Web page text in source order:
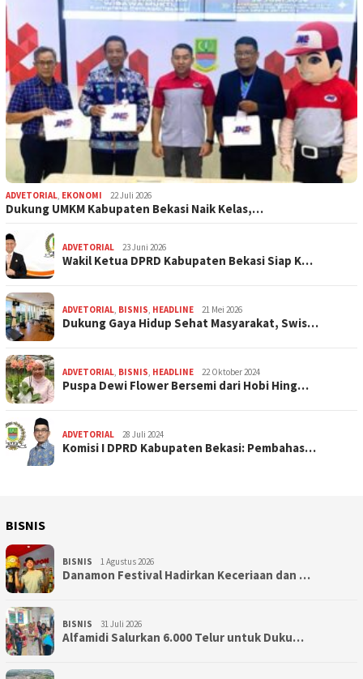
ADVETORIAL EKONOMI 22 Juli 2026
Dukung UMKM Kabupaten Bekasi Naik Kelas,…
ADVETORIAL 23 Juni 2026
Wakil Ketua DPRD Kabupaten Bekasi Siap K…
ADVETORIAL BISNIS HEADLINE 21 Mei 2026
Dukung Gaya Hidup Sehat Masyarakat, Swis…
ADVETORIAL BISNIS HEADLINE 22 Oktober 2024
Puspa Dewi Flower Bersemi dari Hobi Hing…
ADVETORIAL 28 Juli 2024
Komisi I DPRD Kabupaten Bekasi: Pembahas…
BISNIS
BISNIS 1 Agustus 2026
Danamon Festival Hadirkan Keceriaan dan …
BISNIS 31 Juli 2026
Alfamidi Salurkan 6.000 Telur untuk Duku…